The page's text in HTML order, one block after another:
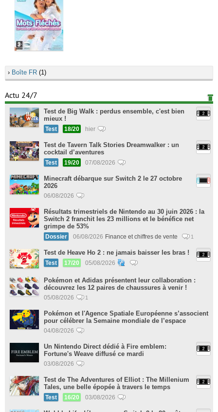
› Boîte FR (1)
Actu 24/7
Test de Big Walk : perdus ensemble, c'est bien
mieux !
Test 18/20 hier
Test de Tavern Talk Stories Dreamwalker : un
cocktail d’aventures
Test 19/20 07/08/2026
Minecraft débarque sur Switch 2 le 27 octobre
2026
06/08/2026
Résultats trimestriels de Nintendo au 30 juin 2026 : la
Switch 2 franchit les 23 millions et le bénéfice net
grimpe de 53%
Dossier 06/08/2026 Finance et chiffres de vente 1
Test de Heave Ho 2 : ne jamais baisser les bras !
Test 17/20 05/08/2026
Pokémon et Adidas présentent leur collaboration :
découvrez les 12 paires de chaussures à venir !
05/08/2026 1
Pokémon et l'Agence Spatiale Européenne s’associent
pour célébrer la Semaine mondiale de l’espace
04/08/2026
Un Nintendo Direct dédié à Fire emblem:
Fortune's Weave diffusé ce mardi
03/08/2026
Test de The Adventures of Elliot : The Millenium
Tales, une belle épopée à travers le temps
Test 16/20 03/08/2026